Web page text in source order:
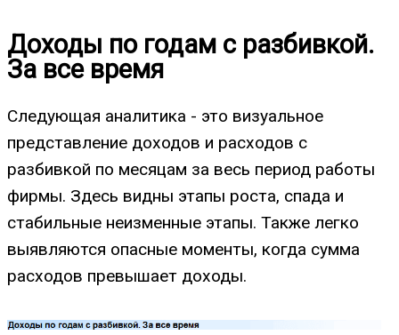
Доходы по годам с разбивкой.
За все время
Следующая аналитика - это визуальное
представление доходов и расходов с
разбивкой по месяцам за весь период работы
фирмы. Здесь видны этапы роста, спада и
стабильные неизменные этапы. Также легко
выявляются опасные моменты, когда сумма
расходов превышает доходы.